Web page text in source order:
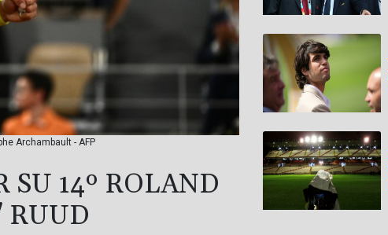
Archambault - AFP
SU 14º ROLAND
RUUD